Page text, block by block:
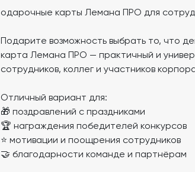
одарочные карты Лемана ПРО для
Подарите возможность выбрать то, что
карта Лемана ПРО — практичный и
сотрудников, коллег и участников
Отличный вариант для:
🎁 поздравлений с праздниками
🏆 награждения победителей конкурсов
⭐ мотивации и поощрения сотрудников
🤝 благодарности команде и партнёрам